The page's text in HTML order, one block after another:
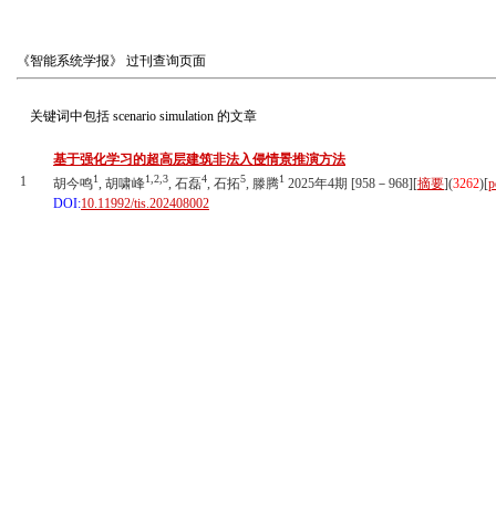
《智能系统学报》 过刊查询页面
关键词中包括 scenario simulation 的文章
1
基于强化学习的超高层建筑非法入侵情景推演方法
胡今鸣1, 胡啸峰1,2,3, 石磊4, 石拓5, 滕腾1 2025年4期 [958－968][摘要](3262)[
DOI:10.11992/tis.202408002